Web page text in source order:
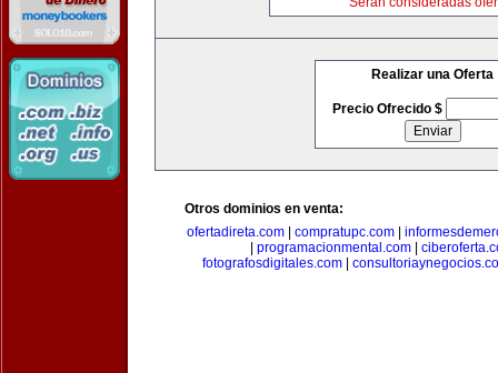
Realizar una Oferta
Precio Ofrecido $
Otros dominios en venta:
ofertadireta.com| compratupc.com|
programacionmental.com|
fotografosdigitales.com